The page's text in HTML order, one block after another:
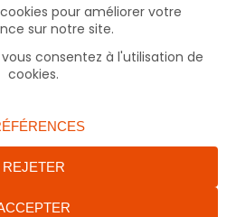
et jeudi de 9h à 17h, le
9h à 12h30 (fermé le